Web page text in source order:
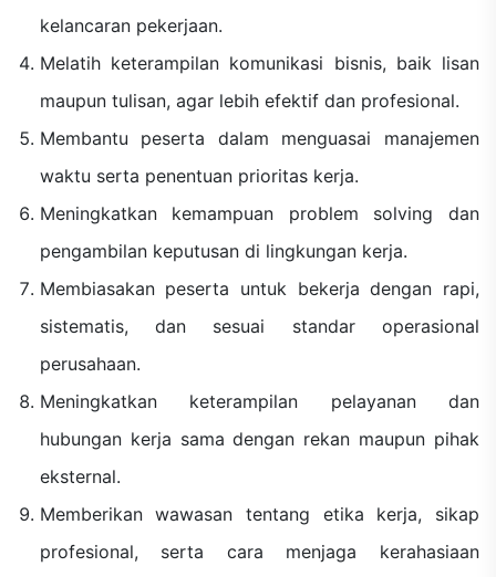
kelancaran pekerjaan.
Melatih keterampilan komunikasi bisnis, baik lisan
maupun tulisan, agar lebih efektif dan profesional.
Membantu peserta dalam menguasai manajemen
waktu serta penentuan prioritas kerja.
Meningkatkan kemampuan problem solving dan
pengambilan keputusan di lingkungan kerja.
Membiasakan peserta untuk bekerja dengan rapi,
sistematis, dan sesuai standar operasional
perusahaan.
Meningkatkan keterampilan pelayanan dan
hubungan kerja sama dengan rekan maupun pihak
eksternal.
Memberikan wawasan tentang etika kerja, sikap
profesional, serta cara menjaga kerahasiaan